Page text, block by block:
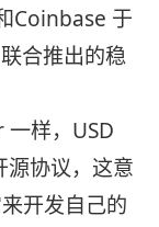
Coinbase 于
合推出的稳
样，USD
源协议，这意
开发自己的